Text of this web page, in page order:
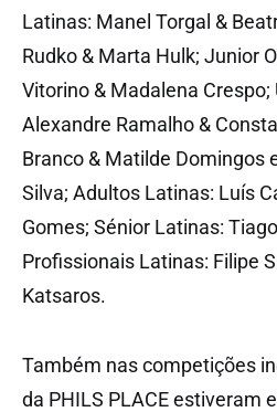
Latinas: Manel Torgal &
Rudko & Marta Hulk; Junior
Vitorino & Madalena Crespo;
Alexandre Ramalho &
Branco & Matilde Domingos
Silva; Adultos Latinas: Luís
Gomes; Sénior Latinas:
Profissionais Latinas: Filipe
Katsaros.
Também nas competições
da PHILS PLACE estiveram